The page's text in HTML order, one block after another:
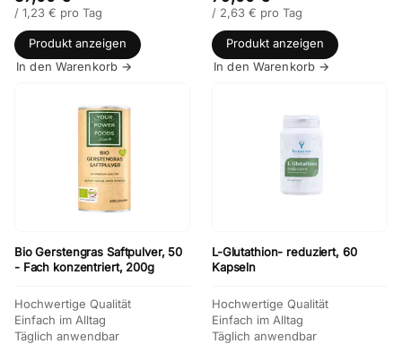
/ 1,23 € pro Tag
Produkt anzeigen
In den Warenkorb →
/ 2,63 € pro Tag
Produkt anzeigen
In den Warenkorb →
Bio Gerstengras Saftpulver, 50
- Fach konzentriert, 200g
Hochwertige Qualität
Einfach im Alltag
Täglich anwendbar
L-Glutathion- reduziert, 60
Kapseln
Hochwertige Qualität
Einfach im Alltag
Täglich anwendbar